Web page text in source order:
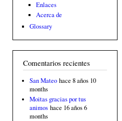
Enlaces
Acerca de
Glossary
Comentarios recientes
San Mateo hace 8 años 10
months
Moitas gracias por tus
animos hace 16 años 6
months